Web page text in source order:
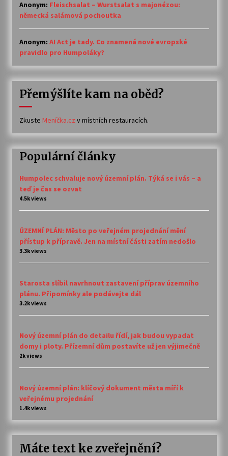
Anonym: Fleischsalat – Wurstsalat s majonézou:
německá salámová pochoutka
Anonym: AI Act je tady. Co znamená nové evropské
pravidlo pro Humpoláky?
Přemýšlíte kam na oběd?
Zkuste Meníčka.cz v místních restauracích.
Populární články
Humpolec schvaluje nový územní plán. Týká se i vás – a
teď je čas se ozvat
4.5k views
ÚZEMNÍ PLÁN: Město po veřejném projednání mění
přístup k přípravě. Jen na místní části zatím nedošlo
3.3k views
Starosta slíbil navrhnout zastavení příprav územního
plánu. Připomínky ale podávejte dál
3.2k views
Nový územní plán do detailu řídí, jak budou vypadat
domy i ploty. Přízemní dům postavíte už jen výjimečně
2k views
Nový územní plán: klíčový dokument města míří k
veřejnému projednání
1.4k views
Máte text ke zveřejnění?